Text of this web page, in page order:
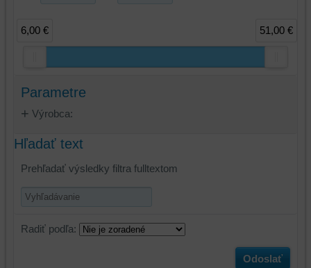
6,00 € 51,00 €
Parametre
Výrobca:
Hľadať text
Prehľadať výsledky filtra fulltextom
Radiť podľa:
Odoslať